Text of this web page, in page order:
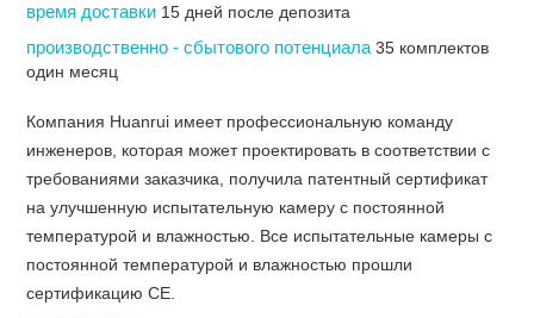
время доставки 15 дней после депозита
производственно - сбытового потенциала35 комплектов
один месяц
Компания Huanrui имеет профессиональную команду
инженеров, которая может проектировать в соответствии с
требованиями заказчика, получила патентный сертификат
на улучшенную испытательную камеру с постоянной
температурой и влажностью. Все испытательные камеры с
постоянной температурой и влажностью прошли
сертификацию CE.